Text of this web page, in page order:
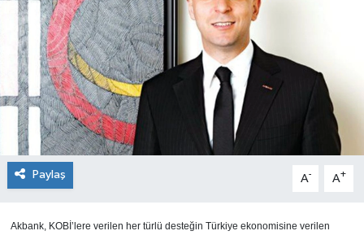
Paylaş A- A+
Akbank, KOBİ’lere verilen her türlü desteğin Türkiye ekonomisine verilen
YAŞAM